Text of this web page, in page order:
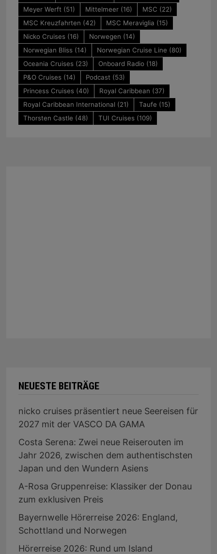
Meyer Werft (51) Mittelmeer(16) MSC (22)
MSC Kreuzfahrten (42) MSC Meraviglia (15)
Nicko Cruises (16) Norwegen (14)
Norwegian Bliss (14) Norwegian Cruise Line (80)
Oceania Cruises (23) Onboard Radio(18)
P&O Cruises (14) Podcast (53)
Princess Cruises (40) Royal Caribbean (37)
Royal Caribbean International (21) Taufe (15)
Thorsten Castle (48) TUI Cruises (109)
NEUESTE BEITRÄGE
nicko cruises präsentiert neue Seereisen für
2027 mit der VASCO DA GAMA
Costa Serena: Zwei neue Reiserouten im
Jahr 2026, zwischen dem authentischsten
Japan und den Wundern Asiens
A-Rosa Gruppenreise: Klassiker der Donau
zum exklusiven Preis
Bayernwelle Hörerreise 2026: England,
Schottland und Norwegen
Hörerreise 2026: Rund um Island